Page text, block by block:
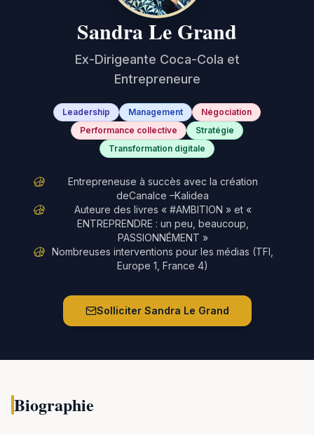
Sandra Le Grand
Ex-Dirigeante Coca-Cola et
Entrepreneure
Leadership Management
Négociation
Performance collective
Stratégie
Transformation digitale
Entrepreneuse à succès avec la création
deCanalce –Kalidea
Auteure des livres « #AMBITION » et «
ENTREPRENDRE : un peu, beaucoup,
PASSIONNÉMENT »
Nombreuses interventions pour les médias (TFI,
Europe 1, France 4)
Solliciter Sandra Le Grand
Biographie